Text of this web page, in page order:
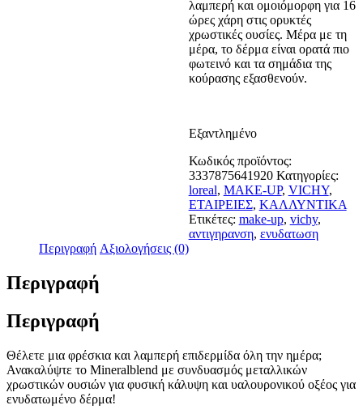
λαμπερή και ομοιόμορφη για 16
ώρες χάρη στις ορυκτές
χρωστικές ουσίες. Μέρα με τη
μέρα, το δέρμα είναι ορατά πιο
φωτεινό και τα σημάδια της
κούρασης εξασθενούν.
Εξαντλημένο
Κωδικός προϊόντος:
3337875641920 Κατηγορίες:
loreal, MAKE-UP, VICHY,
ΕΤΑΙΡΕΙΕΣ, ΚΑΛΛΥΝΤΙΚΑ
Ετικέτες: make-up, vichy,
αντιγηρανση, ενυδατωση
Περιγραφή Αξιολογήσεις (0)
Περιγραφή
Περιγραφή
Θέλετε μια φρέσκια και λαμπερή επιδερμίδα όλη την ημέρα;
Ανακαλύψτε το Mineralblend με συνδυασμός μεταλλικών
χρωστικών ουσιών για φυσική κάλυψη και υαλουρονικού οξέος για
ενυδατωμένο δέρμα!